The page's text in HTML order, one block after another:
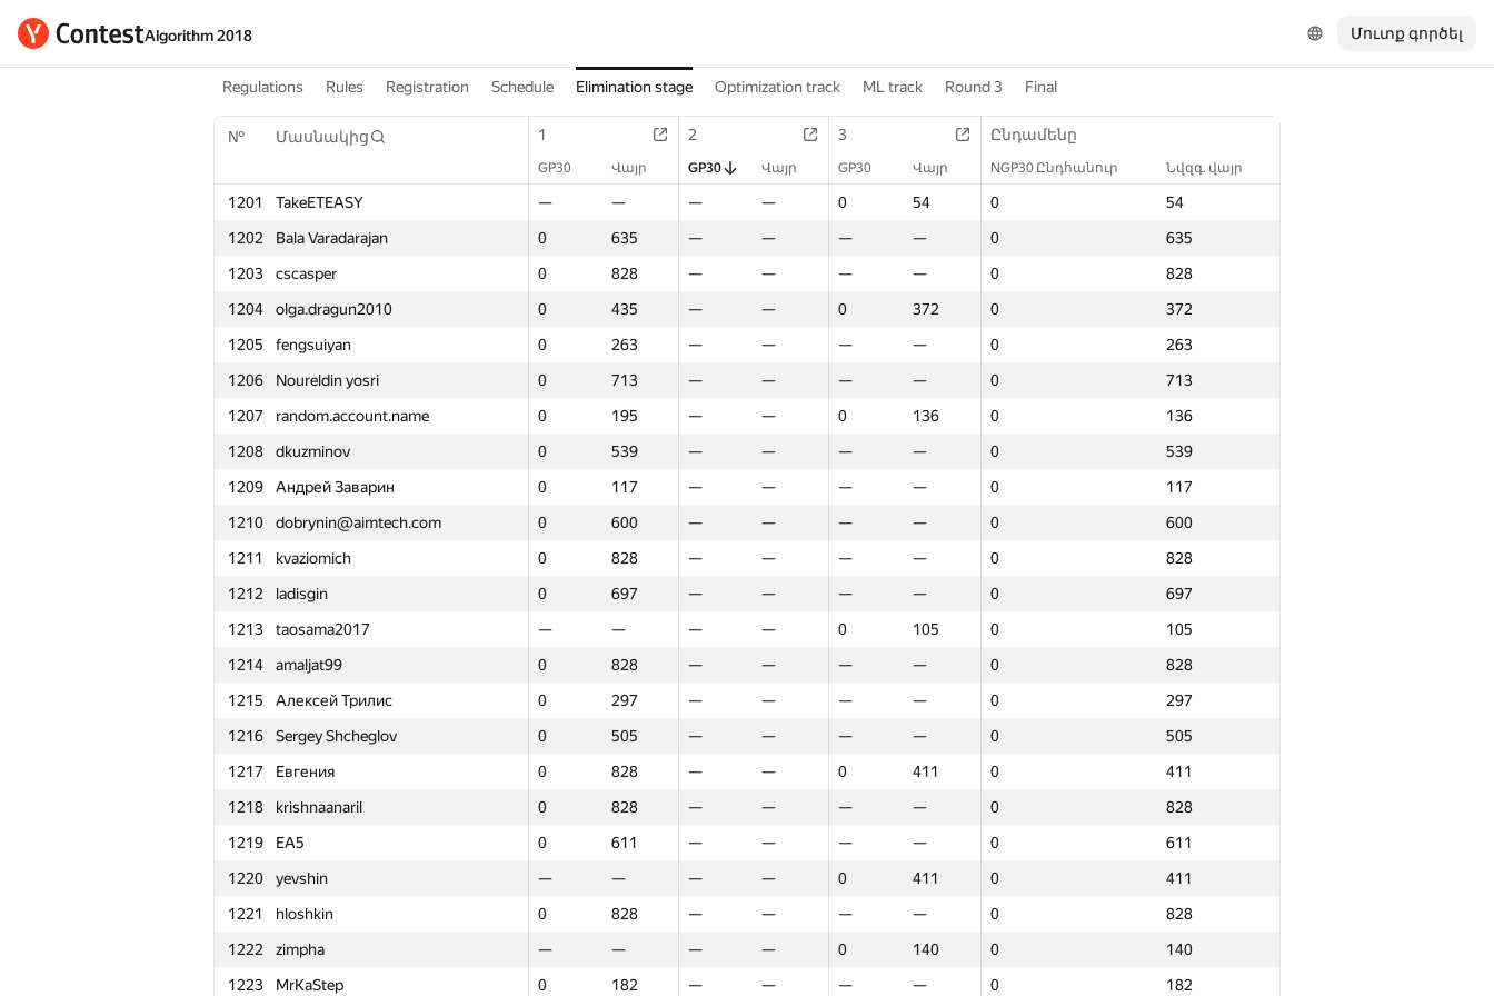
Algorithm 2018 Մուտք գործել
Regulations Rules Registration Schedule Elimination stage Optimization track ML track Round 3 Final
№ Մասնակից 1 2 3 Ընդամենը
GP30 Վայր GP30 Վայր GP30 Վայր NGP30 Ընդհանուր Նվզգ. վայր
1201 TakeETEASY — — — — 0 54 0
54
1202
Bala Varadarajan 0 635 — — — — 0
635
1203
cscasper 0 828 — — — — 0
828
1204
olga.dragun2010 0 435 — — 0 372 0
372
1205
fengsuiyan 0 263 — — — — 0
263
1206
Noureldin yosri 0 713 — — — — 0
713
1207
random.account.name 0 195 — — 0 136 0
136
1208
dkuzminov 0 539 — — — — 0
539
1209
Андрей Заварин 0 117 — — — — 0
117
1210
dobrynin@aimtech.com 0 600 — — — — 0
600
1211
kvaziomich 0 828 — — — — 0
828
1212
ladisgin 0 697 — — — — 0
697
1213
taosama2017 — — — — 0 105 0
105
1214
amaljat99 0 828 — — — — 0
828
1215
Алексей Трилис 0 297 — — — — 0
297
1216
Sergey Shcheglov 0 505 — — — — 0
505
1217
Евгения 0 828 — — 0 411 0
411
1218
krishnaanaril 0 828 — — — — 0
828
1219
EA5 0 611 — — — — 0
611
1220
yevshin — — — — 0 411 0
411
1221
hloshkin 0 828 — — — — 0
828
1222
zimpha — — — — 0 140 0
140
1223
MrKaStep 0 182 — — — — 0
182
Մասնակից 3 Ընդամենը
GP30 Վայր NGP30 Ընդհանուր Նվզգ. վայր